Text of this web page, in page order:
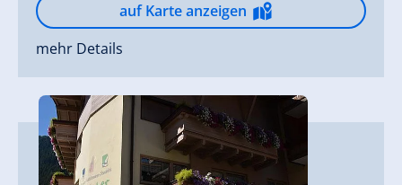
auf Karte anzeigen
mehr Details